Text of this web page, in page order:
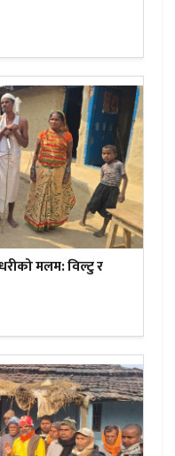
मलम: विल्टु र